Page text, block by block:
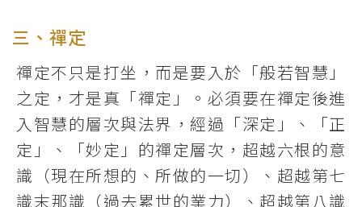
三、禪定
禪定不只是打坐，而是要入於「般若智慧」
之定，才是真「禪定」。必須要在禪定後進
入智慧的層次與法界，經過「深定」、「正
定」、「妙定」的禪定層次，超越六根的意
識（現在所想的、所做的一切）、超越第七
識末那識（過去累世的業力）、超越第八識